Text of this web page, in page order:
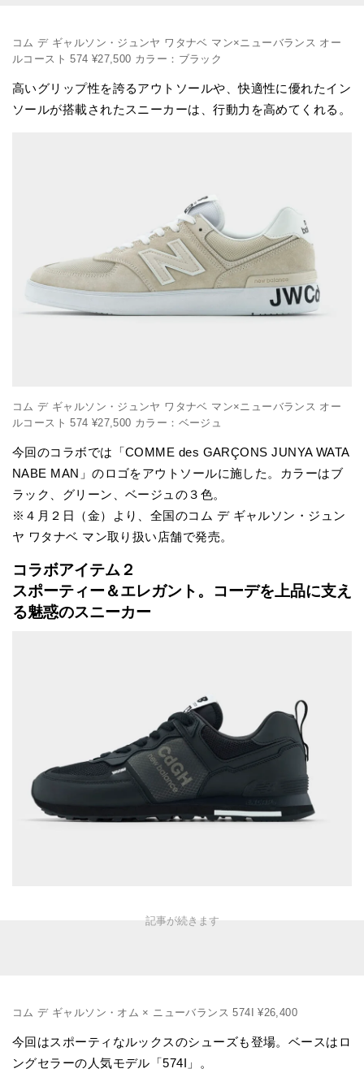
コム デ ギャルソン・ジュンヤ ワタナベ マン×ニューバランス オー
ルコースト 574 ¥27,500 カラー：ブラック
高いグリップ性を誇るアウトソールや、快適性に優れたイン
ソールが搭載されたスニーカーは、行動力を高めてくれる。
コム デ ギャルソン・ジュンヤ ワタナベ マン×ニューバランス オー
ルコースト 574 ¥27,500 カラー：ベージュ
今回のコラボでは「COMME des GARÇONS JUNYA WATA
NABE MAN」のロゴをアウトソールに施した。カラーはブ
ラック、グリーン、ベージュの３色。
※４月２日（金）より、全国のコム デ ギャルソン・ジュン
ヤ ワタナベ マン取り扱い店舗で発売。
コラボアイテム２
スポーティー＆エレガント。コーデを上品に支え
る魅惑のスニーカー
コム デ ギャルソン・オム × ニューバランス 574I ¥26,400
今回はスポーティなルックスのシューズも登場。ベースはロ
ングセラーの人気モデル「574I」。